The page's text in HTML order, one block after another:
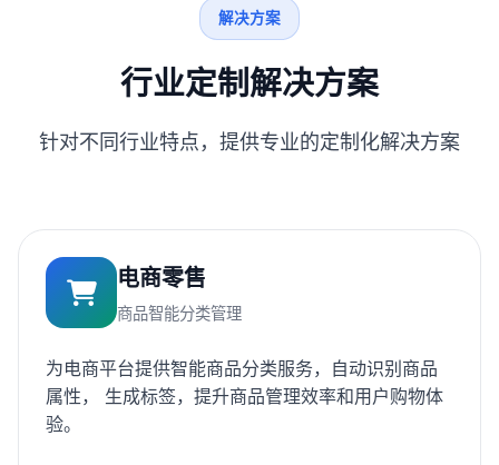
解决方案
行业定制解决方案
针对不同行业特点，提供专业的定制化解决方案
电商零售
商品智能分类管理
为电商平台提供智能商品分类服务，自动识别商品
属性， 生成标签，提升商品管理效率和用户购物体
验。